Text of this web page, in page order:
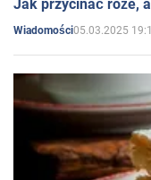
Jak przycinać róże,
Wiadomości05.03.2025